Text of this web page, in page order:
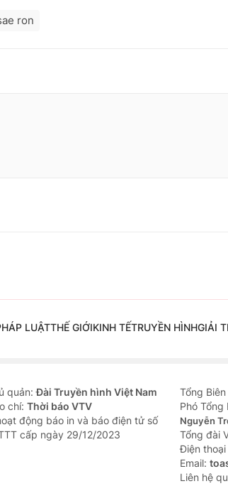
ron
LUẬTTHẾ GIỚIKINH TẾTRUYỀN HÌNHGIẢI
quản:Đài Truyền hình Việt Nam
chí: Thời báo VTV
động báo in và báo điện tử số
cấp ngày 29/12/2023
Tổng
Phó Tổng
Nguyễn
Tổng đài
Ðiện thoại
Email:
Liên hệ